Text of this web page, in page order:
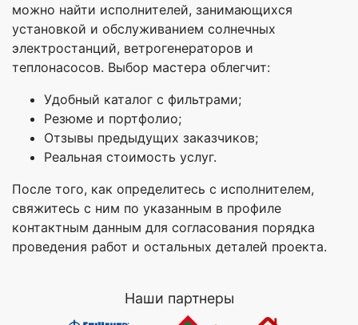
можно найти исполнителей, занимающихся
установкой и обслуживанием солнечных
электростанций, ветрогенераторов и
теплонасосов. Выбор мастера облегчит:
Удобный каталог с фильтрами;
Резюме и портфолио;
Отзывы предыдущих заказчиков;
Реальная стоимость услуг.
После того, как определитесь с исполнителем,
свяжитесь с ним по указанным в профиле
контактным данным для согласования порядка
проведения работ и остальных деталей проекта.
Наши партнеры